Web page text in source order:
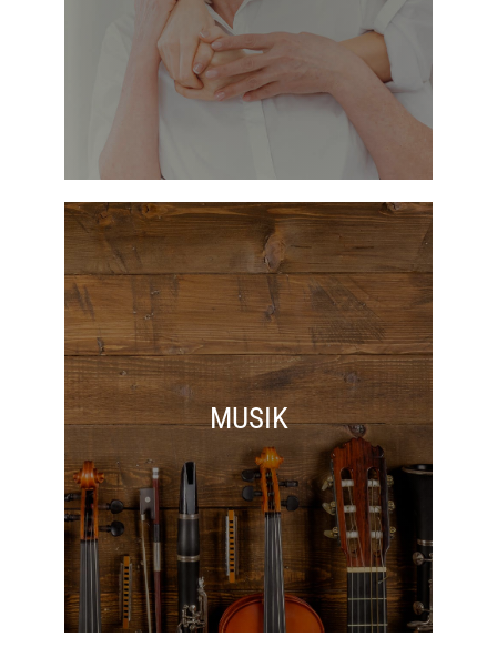
MUSIK